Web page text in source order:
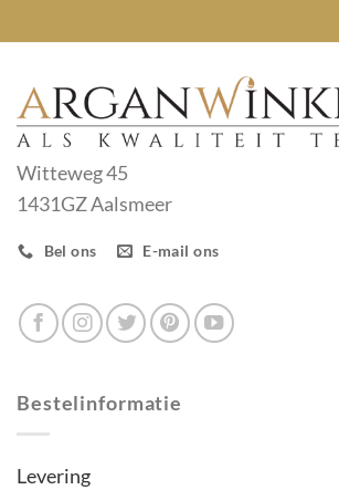
Witteweg 45
1431GZ Aalsmeer
Bel ons E-mail ons
Bestelinformatie
Levering